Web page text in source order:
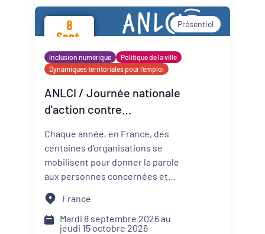
promotion de la santé mentale
dans les Cités éducatives de
8
Sept.
Présentiel
Inclusion numérique
Politique de la ville
Dynamiques territoriales pour l’emploi
ANLCI / Journée nationale
d'action contre
Chaque année, en France, des
centaines d’organisations se
mobilisent pour donner la parole
aux personnes concernées et
sur les solutions locales.
France
Mardi 8 septembre 2026 au
jeudi 15 octobre 2026